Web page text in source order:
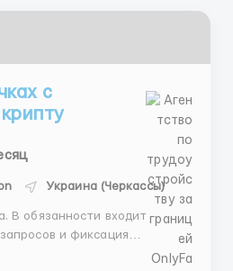
с
Украина (Черкассы)
В обязанности входит
и фиксация
только с ПК или ноутбука